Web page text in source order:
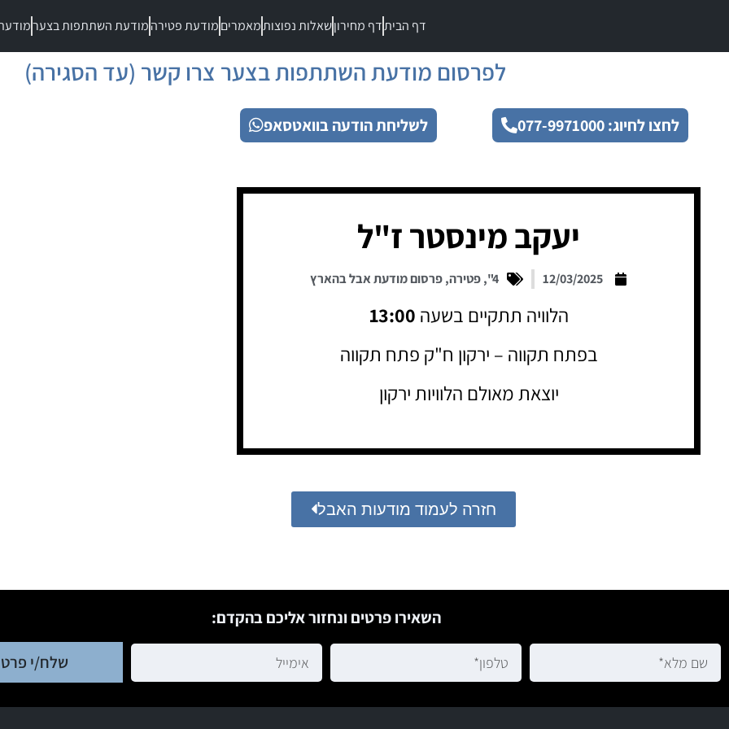
דף הביתדף מחירוןשאלות נפוצותמאמריםמודעת פטירהמודעת השתתפות בצער
לפרסום מודעת השתתפות בצער צרו קשר (עד הסגירה)
לחצו לחיוג: 077-9971000 לשליחת הודעה בוואטסאפ
יעקב מינסטר ז"ל
12/03/2025
4"
,פטירה,פרסום מודעת אבל בהארץ
הלוויה תתקיים בשעה 13:00
בפתח תקווה – ירקון ח"ק פתח תקווה
יוצאת מאולם הלוויות ירקון
חזרה לעמוד מודעות האבל
השאירו פרטים ונחזור אליכם בהקדם:
שלח/י